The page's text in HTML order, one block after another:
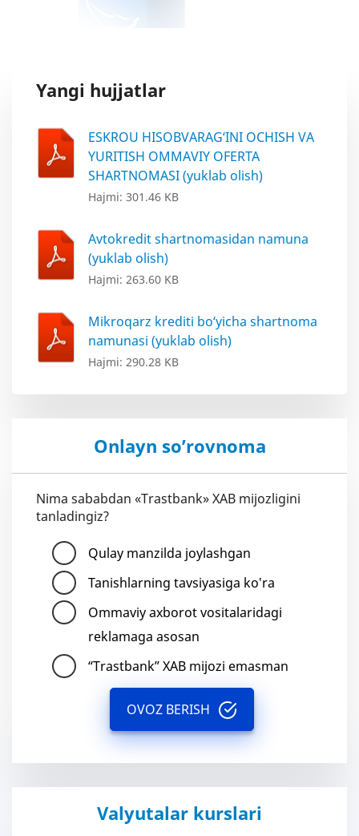
Yangi hujjatlar
ESKROU HISOBVARAG‘INI OCHISH VA
YURITISH OMMAVIY OFERTA
SHARTNOMASI (yuklab olish)
Hajmi: 301.46 KB
Avtokredit shartnomasidan namuna
(yuklab olish)
Hajmi: 263.60 KB
Mikroqarz krediti bo‘yicha shartnoma
namunasi (yuklab olish)
Hajmi: 290.28 KB
Onlayn so’rovnoma
Nima sababdan «Trastbank» XAB mijozligini
tanladingiz?
Qulay manzilda joylashgan
Tanishlarning tavsiyasiga ko'ra
Ommaviy axborot vositalaridagi
reklamaga asosan
“Trastbank” XAB mijozi emasman
OVOZ BERISH
Valyutalar kurslari